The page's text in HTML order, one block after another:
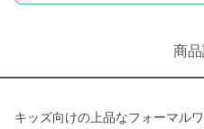
商
キッズ向けの上品なフォーマルワ